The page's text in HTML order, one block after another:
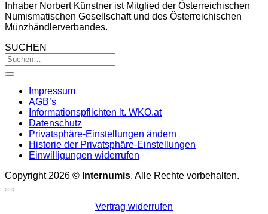
Inhaber Norbert Künstner ist Mitglied der Österreichischen
Numismatischen Gesellschaft und des Österreichischen
Münzhändlerverbandes.
SUCHEN
Impressum
AGB’s
Informationspflichten lt. WKO.at
Datenschutz
Privatsphäre-Einstellungen ändern
Historie der Privatsphäre-Einstellungen
Einwilligungen widerrufen
Copyright 2026 © Internumis. Alle Rechte vorbehalten.
Vertrag widerrufen